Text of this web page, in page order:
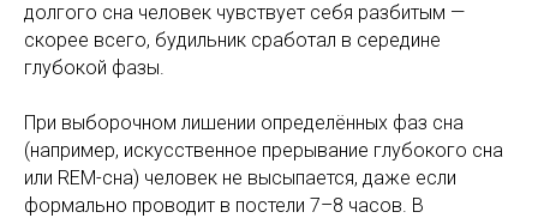
долгого сна человек чувствует себя разбитым —
скорее всего, будильник сработал в середине
глубокой фазы.
При выборочном лишении определённых фаз сна
(например, искусственное прерывание глубокого сна
или REM-сна) человек не высыпается, даже если
формально проводит в постели 7–8 часов. В